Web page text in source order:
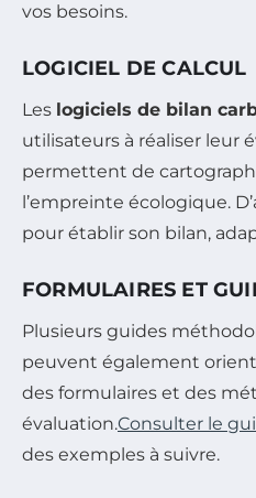
vos besoins.
LOGICIEL DE CALCUL
Les logiciels de bilan
utilisateurs à réaliser leur
permettent de
l’empreinte écologique.
pour établir son bilan,
FORMULAIRES ET
Plusieurs guides
peuvent également
des formulaires et des
évaluation.Consulter le
des exemples à suivre.